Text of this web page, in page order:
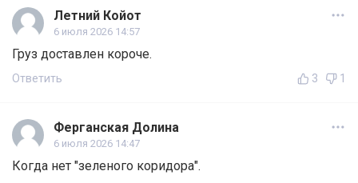
Летний Койот
6 июля 2026 14:57
Груз доставлен короче.
Ответить 3 1
Ферганская Долина
6 июля 2026 14:47
Когда нет "зеленого коридора".